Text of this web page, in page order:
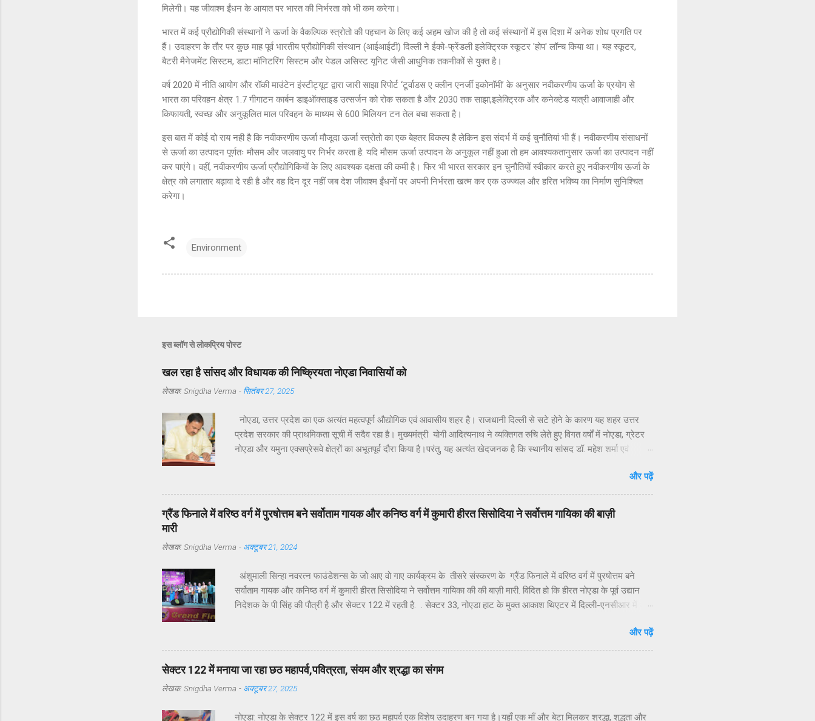
मिलेगी। यह जीवाश्म ईंधन के आयात पर भारत की निर्भरता को भी कम करेगा।
भारत में कई प्रौद्योगिकी संस्थानों ने ऊर्जा के वैकल्पिक स्त्रोतो की पहचान के लिए कई अहम खोज की है तो कई संस्थानों में इस दिशा में अनेक शोध प्रगति पर
हैं। उदाहरण के तौर पर कुछ माह पूर्व भारतीय प्रौद्योगिकी संस्थान (आईआईटी) दिल्ली ने ईको-फ्रेंडली इलेक्ट्रिक स्कूटर 'होप' लॉन्च किया था। यह स्कूटर,
बैटरी मैनेजमेंट सिस्टम, डाटा मॉनिटरिंग सिस्टम और पेडल असिस्ट यूनिट जैसी आधुनिक तकनीकों से युक्त है।
वर्ष 2020 में नीति आयोग और रॉकी माउंटेन इंस्टीट्यूट द्वारा जारी साझा रिपोर्ट ‘टूर्वाडस ए क्लीन एनर्जी इकोनॉमी’ के अनुसार नवीकरणीय ऊर्जा के प्रयोग से
भारत का परिवहन क्षेत्र 1.7 गीगाटन कार्बन डाइऑक्साइड उत्सर्जन को रोक सकता है और 2030 तक साझा,इलेक्ट्रिक और कनेक्टेड यात्री आवाजाही और
किफायती, स्वच्छ और अनुकूलित माल परिवहन के माध्यम से 600 मिलियन टन तेल बचा सकता है।
इस बात में कोई दो राय नही है कि नवीकरणीय ऊर्जा मौजूदा ऊर्जा स्त्रोतो का एक बेहतर विकल्प है लेकिन इस संदर्भ में कई चुनौतियां भी हैं। नवीकरणीय संसाधनों
से ऊर्जा का उत्पादन पूर्णतः मौसम और जलवायु पर निर्भर करता है. यदि मौसम ऊर्जा उत्पादन के अनुकूल नहीं हुआ तो हम आवश्यकतानुसार ऊर्जा का उत्पादन नहीं
कर पाएंगे। वहीं, नवीकरणीय ऊर्जा प्रौद्योगिकियों के लिए आवश्यक दक्षता की कमी है। फिर भी भारत सरकार इन चुनौतियों स्वीकार करते हुए नवीकरणीय ऊर्जा के
क्षेत्र को लगातार बढ़ावा दे रही है और वह दिन दूर नहीं जब देश जीवाश्म ईंधनों पर अपनी निर्भरता खत्म कर एक उज्ज्वल और हरित भविष्य का निर्माण सुनिश्चित
करेगा।
Environment
इस ब्लॉग से लोकप्रिय पोस्ट
खल रहा है सांसद और विधायक की निष्क्रियता नोएडा निवासियों को
लेखक: Snigdha Verma - सितंबर 27, 2025
नोएडा, उत्तर प्रदेश का एक अत्यंत महत्वपूर्ण औद्योगिक एवं आवासीय शहर है। राजधानी दिल्ली से सटे होने के कारण यह शहर उत्तर
प्रदेश सरकार की प्राथमिकता सूची में सदैव रहा है। मुख्यमंत्री योगी आदित्यनाथ ने व्यक्तिगत रुचि लेते हुए विगत वर्षों में नोएडा, ग्रेटर
नोएडा और यमुना एक्सप्रेसवे क्षेत्रों का अभूतपूर्व दौरा किया है।परंतु, यह अत्यंत खेदजनक है कि स्थानीय सांसद डॉ. महेश शर्मा एवं
समस्याएँ उठाने के बावजूद ठोस कार्यवाही नहीं हो रही है। यह कहना है नोएडा के विभिन्न सेक्टरों के निवासियों का. आवासीय कल्याण संगठन
सेक्टर 122 के अध्यक्ष डॉ उमेश शर्मा ने नोएडा की प्रमुख समस्याओं के हल न होने के कारण जनप्रतिनिधियों की निष्क्रियता बताया है.
उनके अनुसार सांसद और विधायक को बार-बार अवगत कराने पर भी समस्याओं का समाधान नहीं हो रहा. जन प्रतिनिधियों का क्षेत्रीय
दौरों की संख्या अत्यंत सीमित है।नागरिकों की शिकायतें केवल “कागज़ों में” दर्ज हो रही हैं, ज़मीनी क...
और पढ़ें
ग्रैंड फिनाले में वरिष्ठ वर्ग में पुरषोत्तम बने सर्वोताम गायक और कनिष्ठ वर्ग में कुमारी हीरत सिसोदिया ने सर्वोत्तम गायिका की बाज़ी
मारी
लेखक: Snigdha Verma - अक्टूबर 21, 2024
अंशुमाली सिन्हा नवरत्न फाउंडेशन्स के जो आए वो गाए कार्यक्रम के तीसरे संस्करण के ग्रैंड फिनाले में वरिष्ठ वर्ग में पुरषोत्तम बने
सर्वोताम गायक और कनिष्ठ वर्ग में कुमारी हीरत सिसोदिया ने सर्वोत्तम गायिका की की बाज़ी मारी. विदित हो कि हीरत नोएडा के पूर्व उद्यान
निदेशक के पी सिंह की पौत्री है और सेक्टर 122 में रहती है. . सेक्टर 33, नोएडा हाट के मुक्त आकाश थिएटर में दिल्ली-एनसीआर में अब
संचालन व सह-एंकर शिवानी पांडे के उद्घोषण और धमाकेदार चित्रपट दृश्यों के बीच पूरे जोश और दमदार गुरूओं की टीम के सांगीतिक
परिचय की प्रस्तुतियों से कार्यक्रम का आगाज हुआ। जिसे सभी ने न केवल सराहा बल्कि बॉलीवुड रियलिटी शो से किसी भी मायने में
कमतर ना होने की तुलनात्मक रूप से चर्चा कर दिल्ली एनसीआर में अबतक के होने वाले कार्यक्रमों के इतिहास में स्वर्णाक्षरों में दर्ज कराया।
7 वर्ष पूर्ण करते हुए जो आए वो गाए ने दो सफल संस्करण सीजन 1 और सीजन 2 की अभूतपूर्व सफलता के...
और पढ़ें
सेक्टर 122 में मनाया जा रहा छठ महापर्व,पवित्रता, संयम और श्रद्धा का संगम
लेखक: Snigdha Verma - अक्टूबर 27, 2025
नोएडा: नोएडा के सेक्टर 122 में इस वर्ष का छठ महापर्व एक विशेष उदाहरण बन गया है।यहाँ एक माँ और बेटा मिलकर श्रद्धा, शुद्धता और